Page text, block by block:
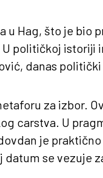
u Hag, što je bio
političkoj istoriji
danas
za izbor.
carstva. U
je
se vezuje